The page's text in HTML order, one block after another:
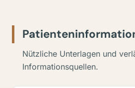
Nützliche Unterlagen und
Informationsquellen.